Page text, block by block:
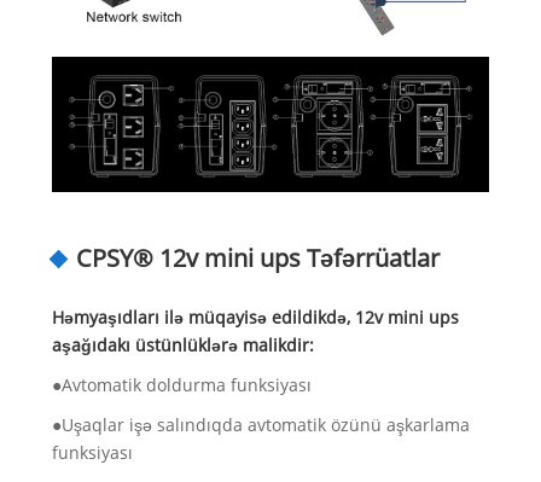
CPSY® 12v mini ups Təfərrüatlar
Həmyaşıdları ilə müqayisə edildikdə, 12v mini ups
aşağıdakı üstünlüklərə malikdir:
●Avtomatik doldurma funksiyası
●Uşaqlar işə salındıqda avtomatik özünü aşkarlama
funksiyası